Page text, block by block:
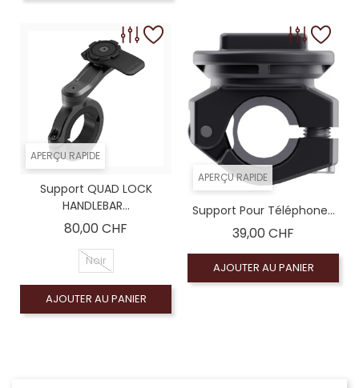
APERÇU RAPIDE
Support QUAD LOCK
HANDLEBAR...
80,00 CHF
Noir
AJOUTER AU PANIER
APERÇU RAPIDE
Support Pour Téléphone...
39,00 CHF
AJOUTER AU PANIER